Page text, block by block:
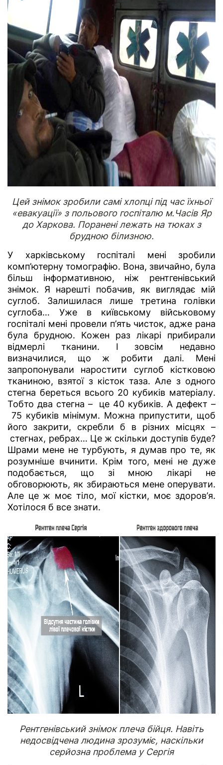
Цей знімок зробили самі хлопці під час їхньої
«евакуації» з польового госпіталю м.Часів Яр
до Харкова. Поранені лежать на тюках з
брудною білизною.
У харківському госпіталі мені зробили
комп’ютерну томографію. Вона, звичайно, була
більш інформативною, ніж рентгенівський
знімок. Я нарешті побачив, як виглядає мій
суглоб. Залишилася лише третина голівки
суглоба… Уже в київському військовому
госпіталі мені провели п’ять чисток, адже рана
була брудною. Кожен раз лікарі прибирали
відмерлі тканини. І зовсім недавно
визначилися, що ж робити далі. Мені
запропонували наростити суглоб кістковою
тканиною, взятої з кісток таза. Але з одного
стегна береться всього 20 кубиків матеріалу.
Тобто два стегна – це 40 кубиків. А дефект –
75 кубиків мінімум. Можна припустити, щоб
його закрити, скребли б в різних місцях –
стегнах, ребрах… Це ж скільки доступів буде?
Шрами мене не турбують, я думав про те, як
розумніше вчинити. Крім того, мені не дуже
подобається, що зі мною лікарі не
обговорюють, як збираються мене оперувати.
Але це ж моє тіло, мої кістки, моє здоров’я.
Хотілося б все знати.
Рентгенівський знімок плеча бійця. Навіть
недосвідчена людина зрозуміє, наскільки
серйозна проблема у Сергія